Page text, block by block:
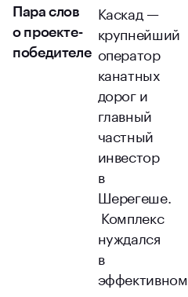
Пара слов
о проекте-
победителе
Каскад —
крупнейший
оператор
канатных
дорог и
главный
частный
инвестор
в
Шерегеше.
Комплекс
нуждался
в
эффективном